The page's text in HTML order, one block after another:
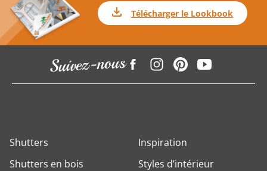
Télécharger le Lookbook
Suivez-nous
Shutters
Shutters en bois
Inspiration
Styles d’intérieur